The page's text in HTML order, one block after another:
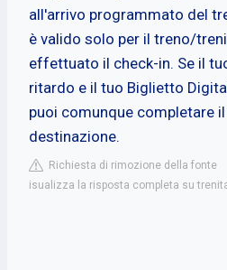
all'arrivo programmato del
è valido solo per il treno/
effettuato il check-in. Se il
ritardo e il tuo Biglietto
puoi comunque completare
destinazione.
Richiesta di rimozione della fonte
isualizza la risposta completa su